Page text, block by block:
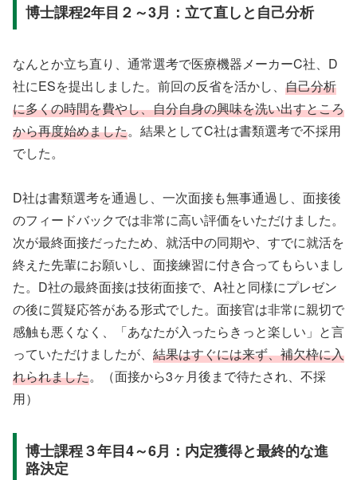
博士課程2年目２～3月：立て直しと自己分析
なんとか立ち直り、通常選考で医療機器メーカーC社、D
社にESを提出しました。前回の反省を活かし、 自己分析
に多くの時間を費やし、自分自身の興味を洗い出すところ
から再度始めました。結果としてC社は書類選考で不採用
でした。
D社は書類選考を通過し、一次面接も無事通過し、面接後
のフィードバックでは非常に高い評価をいただけました。
次が最終面接だったため、就活中の同期や、すでに就活を
終えた先輩にお願いし、面接練習に付き合ってもらいまし
た。D社の最終面接は技術面接で、A社と同様にプレゼン
の後に質疑応答がある形式でした。面接官は非常に親切で
感触も悪くなく、「あなたが入ったらきっと楽しい」と言
っていただけましたが、 結果はすぐには来ず、補欠枠に入
れられました。（面接から3ヶ月後まで待たされ、不採
用）
博士課程３年目4～6月：内定獲得と最終的な進
路決定